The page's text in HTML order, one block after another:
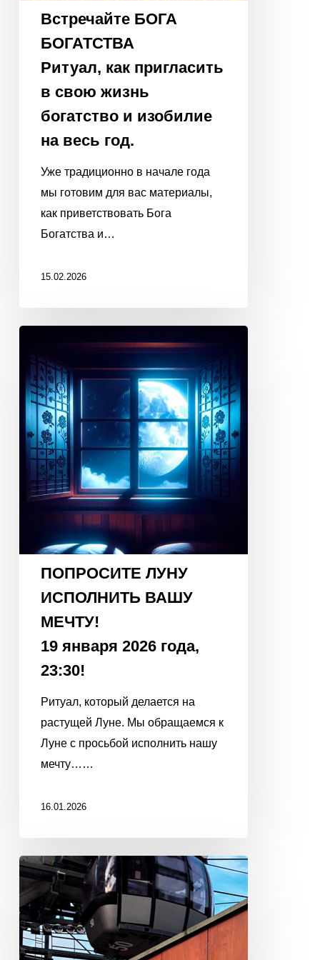
Встречайте БОГА
БОГАТСТВА
Ритуал, как пригласить
в свою жизнь
богатство и изобилие
на весь год.
Уже традиционно в начале года
мы готовим для вас материалы,
как приветствовать Бога
Богатства и…
15.02.2026
ЛУНУ
ИСПОЛНИТЬ
ВАШУ
МЕЧТУ!
19
января
2026
года,
ПОПРОСИТЕ ЛУНУ
ИСПОЛНИТЬ ВАШУ
МЕЧТУ!
19 января 2026 года,
23:30!
Ритуал, который делается на
растущей Луне. Мы обращаемся к
Луне с просьбой исполнить нашу
мечту……
16.01.2026
С
Новым
2026
|
мысли